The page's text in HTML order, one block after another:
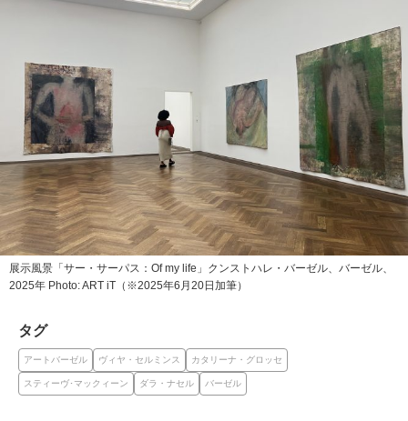
展示風景「サー・サーパス：Of my life」クンストハレ・バーゼル、バーゼル、
2025年 Photo: ART iT（※2025年6月20日加筆）
タグ
アートバーゼル ヴィヤ・セルミンス カタリーナ・グロッセ
スティーヴ･マックィーン ダラ・ナセル バーゼル